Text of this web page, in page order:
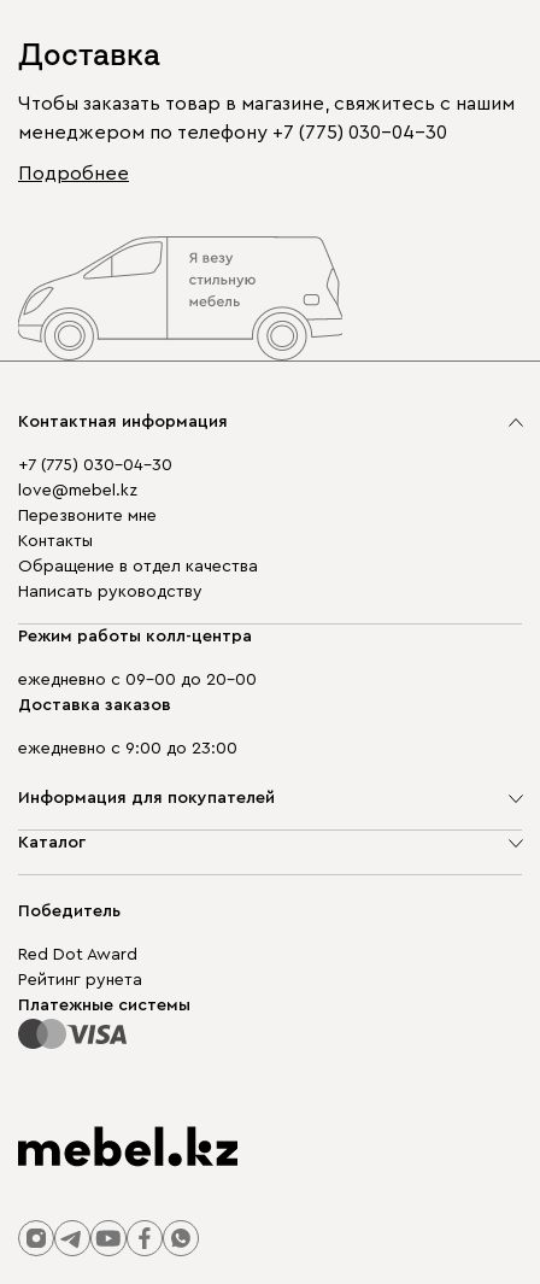
Доставка
Чтобы заказать товар в магазине, свяжитесь с нашим
менеджером по телефону +7 (775) 030-04-30
Подробнее
Контактная информация
+7 (775) 030-04-30
love@mebel.kz
Перезвоните мне
Контакты
Обращение в отдел качества
Написать руководству
Режим работы колл-центра
ежедневно с 09-00 до 20-00
Доставка заказов
ежедневно с 9:00 до 23:00
Информация для покупателей
О компании
Гарантия
Для бизнеса
Карта сайта
Каталог
Корпусная мебель
Модульная мебель
Столы и стулья
Победитель
Red Dot Award
Рейтинг рунета
Платежные системы